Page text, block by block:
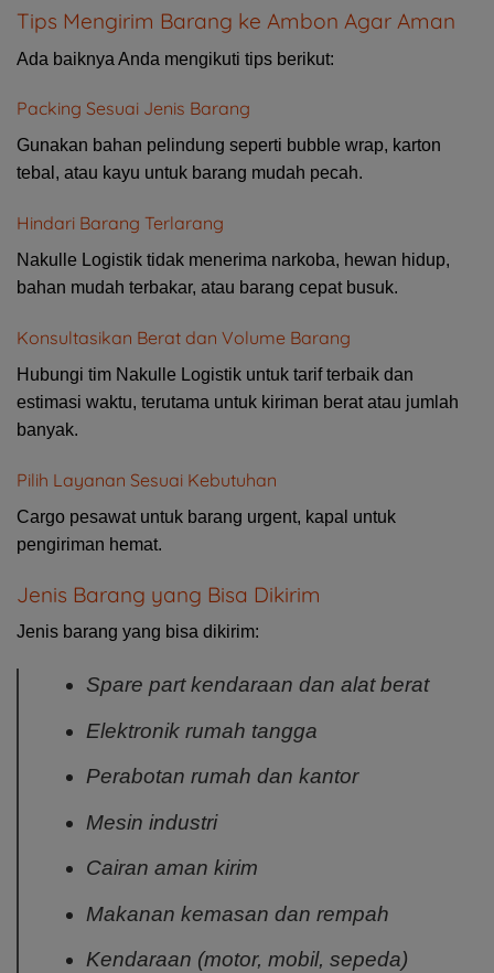
Tips Mengirim Barang ke Ambon Agar Aman
Ada baiknya Anda mengikuti tips berikut:
Packing Sesuai Jenis Barang
Gunakan bahan pelindung seperti bubble wrap, karton
tebal, atau kayu untuk barang mudah pecah.
Hindari Barang Terlarang
Nakulle Logistik tidak menerima narkoba, hewan hidup,
bahan mudah terbakar, atau barang cepat busuk.
Konsultasikan Berat dan Volume Barang
Hubungi tim Nakulle Logistik untuk tarif terbaik dan
estimasi waktu, terutama untuk kiriman berat atau jumlah
banyak.
Pilih Layanan Sesuai Kebutuhan
Cargo pesawat untuk barang urgent, kapal untuk
pengiriman hemat.
Jenis Barang yang Bisa Dikirim
Jenis barang yang bisa dikirim:
Spare part kendaraan dan alat berat
Elektronik rumah tangga
Perabotan rumah dan kantor
Mesin industri
Cairan aman kirim
Makanan kemasan dan rempah
Kendaraan (motor, mobil, sepeda)